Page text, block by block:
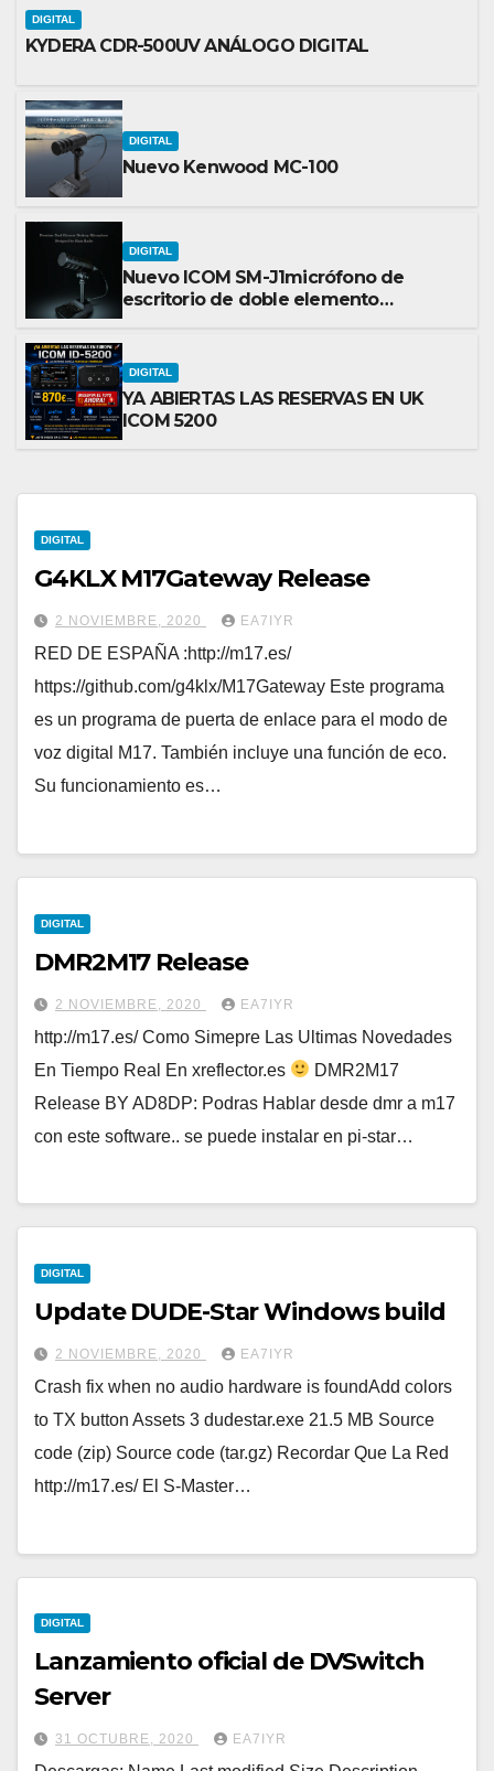
DIGITAL
KYDERA CDR-500UV ANÁLOGO DIGITAL
DIGITAL
Nuevo Kenwood MC-100
DIGITAL
Nuevo ICOM SM-J1micrófono de
escritorio de doble elemento
DIGITAL
YA ABIERTAS LAS RESERVAS EN UK
ICOM 5200
DIGITAL
G4KLX M17Gateway Release
2 NOVIEMBRE, 2020 EA7IYR
RED DE ESPAÑA :http://m17.es/
https://github.com/g4klx/M17Gateway Este programa
es un programa de puerta de enlace para el modo de
voz digital M17. También incluye una función de eco.
Su funcionamiento es…
DIGITAL
DMR2M17 Release
2 NOVIEMBRE, 2020 EA7IYR
http://m17.es/ Como Simepre Las Ultimas Novedades
En Tiempo Real En xreflector.es
DMR2M17
Release BY AD8DP: Podras Hablar desde dmr a m17
con este software.. se puede instalar en pi-star…
DIGITAL
Update DUDE-Star Windows build
2 NOVIEMBRE, 2020 EA7IYR
Crash fix when no audio hardware is foundAdd colors
to TX button Assets 3 dudestar.exe 21.5 MB Source
code (zip) Source code (tar.gz) Recordar Que La Red
http://m17.es/ El S-Master…
DIGITAL
Lanzamiento oficial de DVSwitch
Server
31 OCTUBRE, 2020 EA7IYR